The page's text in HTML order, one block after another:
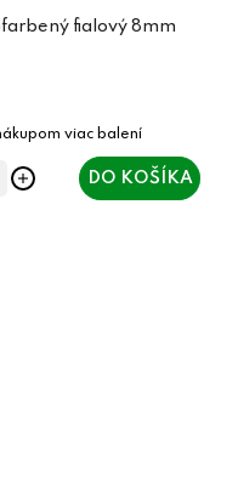
fialový 8mm
DO KOŠÍKA